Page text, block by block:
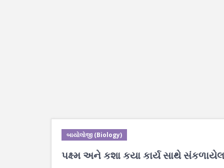
બાયોલોજી (Biology)
પક્ષ્મ અને કશા કયા કાર્ય સાથે